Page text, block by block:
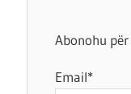
Abonohu
Email*